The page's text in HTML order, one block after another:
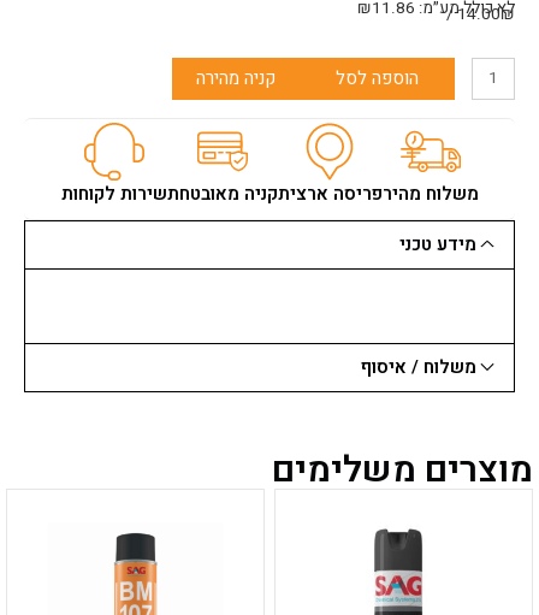
לא כולל מע״מ: ₪11.86
14.00₪ /
כמות
סקוטש
הוספה לסל קניה מהירה
משלוח מהירפריסה ארציתקניה מאובטחתשירות לקוחות
מידע טכני
משלוח / איסוף
מוצרים משלימים